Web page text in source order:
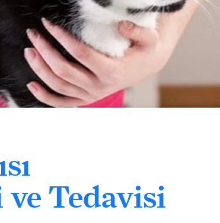
Tedavisi